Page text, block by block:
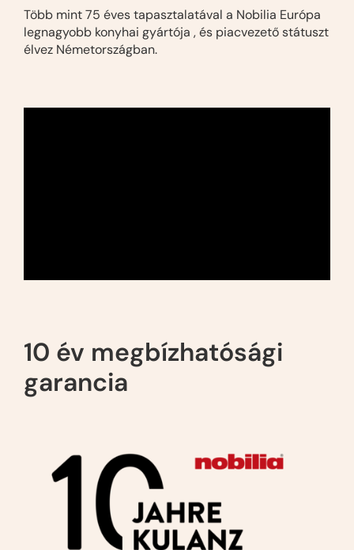
Több mint 75 éves tapasztalatával a Nobilia Európa
legnagyobb konyhai gyártója , és piacvezető státuszt
élvez Németországban.
10 év megbízhatósági
garancia